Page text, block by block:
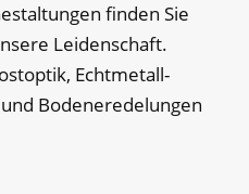
finden Sie
Leiden­schaft.
Echt­metall­
Boden­eredelungen